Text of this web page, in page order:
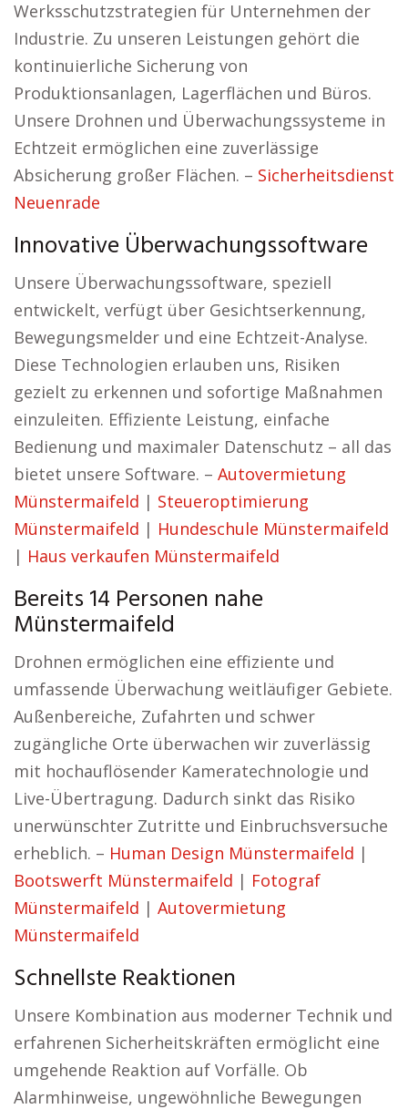
Werksschutzstrategien für Unternehmen der
Industrie. Zu unseren Leistungen gehört die
kontinuierliche Sicherung von
Produktionsanlagen, Lagerflächen und Büros.
Unsere Drohnen und Überwachungssysteme in
Echtzeit ermöglichen eine zuverlässige
Absicherung großer Flächen. – Sicherheitsdienst
Neuenrade
Innovative Überwachungssoftware
Unsere Überwachungssoftware, speziell
entwickelt, verfügt über Gesichtserkennung,
Bewegungsmelder und eine Echtzeit-Analyse.
Diese Technologien erlauben uns, Risiken
gezielt zu erkennen und sofortige Maßnahmen
einzuleiten. Effiziente Leistung, einfache
Bedienung und maximaler Datenschutz – all das
bietet unsere Software. – Autovermietung
Münstermaifeld | Steueroptimierung
Münstermaifeld | Hundeschule Münstermaifeld
| Haus verkaufen Münstermaifeld
Bereits 14 Personen nahe
Münstermaifeld
Drohnen ermöglichen eine effiziente und
umfassende Überwachung weitläufiger Gebiete.
Außenbereiche, Zufahrten und schwer
zugängliche Orte überwachen wir zuverlässig
mit hochauflösender Kameratechnologie und
Live-Übertragung. Dadurch sinkt das Risiko
unerwünschter Zutritte und Einbruchsversuche
erheblich. – Human Design Münstermaifeld |
Bootswerft Münstermaifeld | Fotograf
Münstermaifeld | Autovermietung
Münstermaifeld
Schnellste Reaktionen
Unsere Kombination aus moderner Technik und
erfahrenen Sicherheitskräften ermöglicht eine
umgehende Reaktion auf Vorfälle. Ob
Alarmhinweise, ungewöhnliche Bewegungen